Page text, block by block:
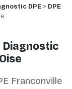
DPE> DPE
Diagnostic
Franconville